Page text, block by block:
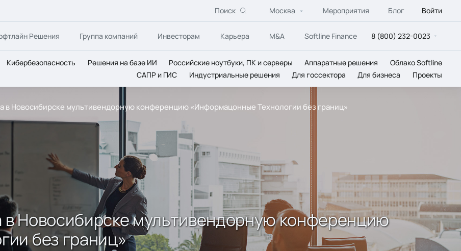
Поиск Москва Мероприятия Блог Войти
Решения Группа компаний Инвесторам Карьера M&A Softline Finance 8 (800) 232-0023
Кибербезопасность Решения на базе ИИ Российские ноутбуки, ПК и серверы Аппаратные решения
Облако Softline
САПР и ГИС
Индустриальные решения Для госсектора Для бизнеса Проекты
в Новосибирске мультивендорную конференцию «Информацонные Технологии без границ»
Новосибирске мультивендорную конференцию
без границ»